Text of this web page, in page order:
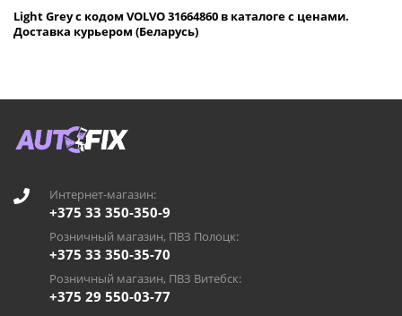
Light Grey с кодом VOLVO 31664860 в каталоге с ценами.
Доставка курьером (Беларусь)
Интернет-магазин:
+375 33 350-350-9
Розничный магазин, ПВЗ Полоцк:
+375 33 350-35-70
Розничный магазин, ПВЗ Витебск:
+375 29 550-03-77